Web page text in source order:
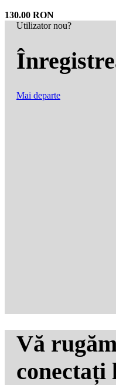
130.00 RON
Utilizator nou?
Mai departe
Vă
conectați